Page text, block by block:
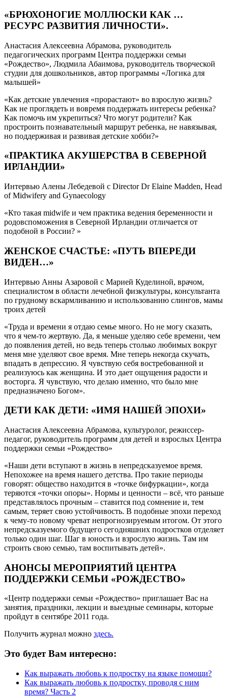
«БРЮХОНОГИЕ МОЛЛЮСКИ КАК …
РЕСУРС РАЗВИТИЯ ЛИЧНОСТИ».
Анастасия Алексеевна Абрамова, руководитель
педагогических программ Центра поддержки семьи
«Рождество», Людмила Абаимова, руководитель творческой
студии для дошкольников, автор программы «Логика для
малышей»
«Как детские увлечения «прорастают» во взрослую жизнь?
Как не проглядеть и вовремя поддержать интересы ребенка?
Как помочь им укрепиться? Что могут родители? Как
простроить познавательный маршрут ребенка, не навязывая,
но поддерживая и развивая детские хобби?»
«ПРАКТИКА АКУШЕРСТВА В СЕВЕРНОЙ
ИРЛАНДИИ»
Интервью Алены Лебедевой с Director Dr Elaine Madden, Head
of Midwifery and Gynaecology
«Кто такая midwife и чем практика ведения беременности и
родовспоможения в Северной Ирландии отличается от
подобной в России? »
ЖЕНСКОЕ СЧАСТЬЕ: «ПУТЬ ВПЕРЕДИ
ВИДЕН…»
Интервью Анны Азаровой с Марией Куделиной, врачом,
специалистом в области лечебной физкультуры, консультанта
по грудному вскармливанию и использованию слингов, мамы
троих детей
«Труда и времени я отдаю семье много. Но не могу сказать,
что я чем-то жертвую. Да, я меньше уделяю себе времени, чем
до появления детей, но ведь теперь столько любимых вокруг
меня мне уделяют свое время. Мне теперь некогда скучать,
впадать в депрессию. Я чувствую себя востребованной и
реализуюсь как женщина. И это дает ощущения радости и
восторга. Я чувствую, что делаю именно, что было мне
предназначено Богом».
ДЕТИ КАК ДЕТИ: «ИМЯ НАШЕЙ ЭПОХИ»
Анастасия Алексеевна Абрамова, культуролог, режиссер-
педагог, руководитель программ для детей и взрослых Центра
поддержки семьи «Рождество»
«Наши дети вступают в жизнь в непредсказуемое время.
Непохожее на время нашего детства. Про такие периоды
говорят: общество находится в «точке бифуркации», когда
теряются «точки опоры». Нормы и ценности – всё, что раньше
представлялось прочным – ставится под сомнение и, тем
самым, теряет свою устойчивость. В подобные эпохи переход
к чему-то новому чреват непрогнозируемым итогом. От этого
непредсказуемого будущего сегодняшних подростков отделяет
только один шаг. Шаг в юность и взрослую жизнь. Там им
строить свою семью, там воспитывать детей».
АНОНСЫ МЕРОПРИЯТИЙ ЦЕНТРА
ПОДДЕРЖКИ СЕМЬИ «РОЖДЕСТВО»
«Центр поддержки семьи «Рождество» приглашает Вас на
занятия, праздники, лекции и выездные семинары, которые
пройдут в сентябре 2011 года.
Получить журнал можно здесь.
Это будет Вам интересно:
Как выражать любовь к подростку на языке помощи?
Как выражать любовь к подростку, проводя с ним
время? Часть 2